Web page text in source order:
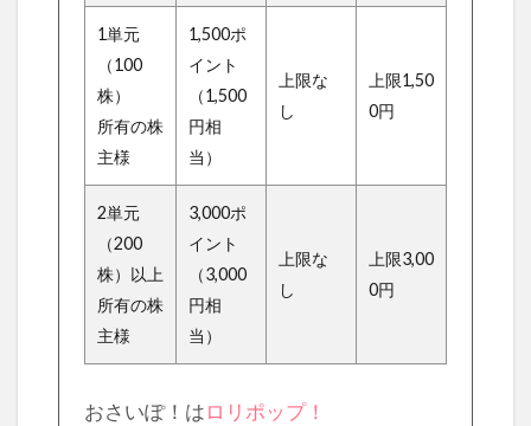
1単元
（100
株）
所有の株
主様
1,500ポ
イント
（1,500
円相
当）
上限な
し
上限1,50
0円
2単元
（200
株）以上
所有の株
主様
3,000ポ
イント
（3,000
円相
当）
上限な
し
上限3,00
0円
おさいぽ！はロリポップ！